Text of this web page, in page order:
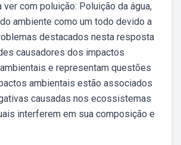
com poluição: Poluição da água,
ambiente como um todo devido a
destacados nesta resposta
causadores dos impactos
e representam questões
ambientais estão associados
causadas nos ecossistemas
interferem em sua composição e